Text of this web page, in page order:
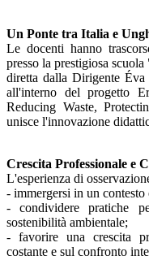
Un Ponte tra Italia e
Le docenti hanno
presso la prestigiosa
diretta dalla Dirigente
all'interno del progetto
Reducing Waste,
unisce l'innovazione
Crescita Professionale e
L'esperienza di
- immergersi in un contesto
- condividere pratiche
sostenibilità ambientale;
- favorire una crescita
costante e sul confronto